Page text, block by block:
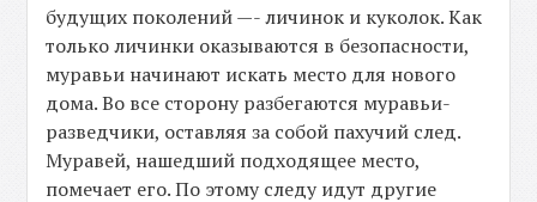
будущих поколений —- личинок и куколок. Как
только личинки оказываются в безопасности,
муравьи начинают искать место для нового
дома. Во все сторону разбегаются муравьи-
разведчики, оставляя за собой пахучий след.
Муравей, нашедший подходящее место,
помечает его. По этому следу идут другие